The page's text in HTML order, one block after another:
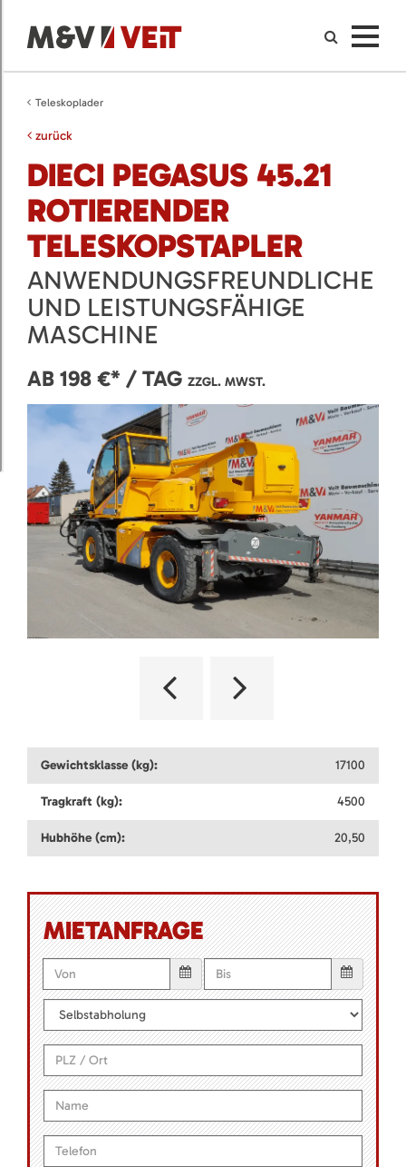
Teleskoplader
zurück
DIECI PEGASUS 45.21
ROTIERENDER
TELESKOPSTAPLER
ANWENDUNGSFREUNDLICHE
UND LEISTUNGSFÄHIGE
MASCHINE
AB 198 €* / TAG ZZGL. MWST.
Gewichtsklasse (kg): 17100
Tragkraft (kg): 4500
Hubhöhe (cm): 20,50
MIETANFRAGE